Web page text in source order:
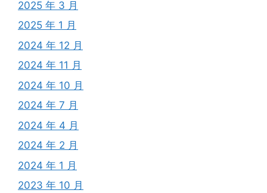
2025 年 3 月
2025 年 1 月
2024 年 12 月
2024 年 11 月
2024 年 10 月
2024 年 7 月
2024 年 4 月
2024 年 2 月
2024 年 1 月
2023 年 10 月